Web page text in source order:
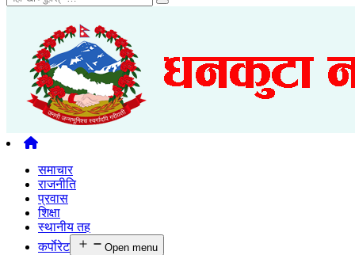
समाचार
राजनीति
प्रवास
शिक्षा
स्थानीय तह
कर्पाेरेट
Open menu